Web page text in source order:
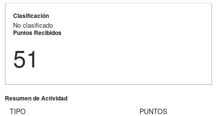
Clasificación
No clasificado
Puntos Recibidos
51
Resumen de Actividad
TIPO
PUNTOS